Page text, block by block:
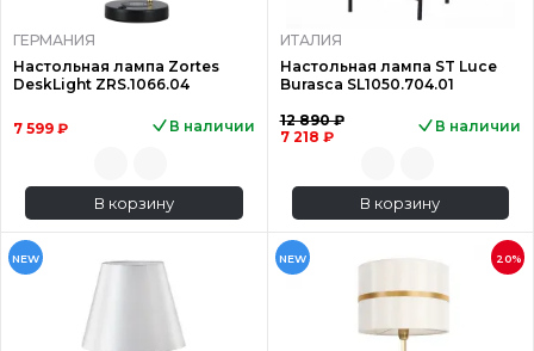
ГЕРМАНИЯ
Настольная лампа Zortes
DeskLight ZRS.1066.04
7 599 ₽ В наличии
В корзину
ИТАЛИЯ
Настольная лампа ST Luce
Burasca SL1050.704.01
12 890 ₽
7 218 ₽
В наличии
В корзину
NEW NEW 20%